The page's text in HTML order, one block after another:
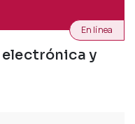
y
En línea